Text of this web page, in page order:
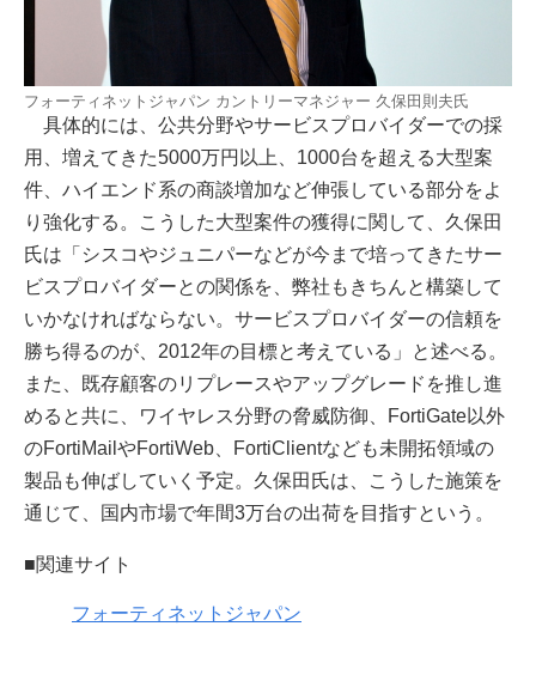
フォーティネットジャパン カントリーマネジャー 久保田則夫氏
具体的には、公共分野やサービスプロバイダーでの採
用、増えてきた5000万円以上、1000台を超える大型案
件、ハイエンド系の商談増加など伸張している部分をよ
り強化する。こうした大型案件の獲得に関して、久保田
氏は「シスコやジュニパーなどが今まで培ってきたサー
ビスプロバイダーとの関係を、弊社もきちんと構築して
いかなければならない。サービスプロバイダーの信頼を
勝ち得るのが、2012年の目標と考えている」と述べる。
また、既存顧客のリプレースやアップグレードを推し進
めると共に、ワイヤレス分野の脅威防御、FortiGate以外
のFortiMailやFortiWeb、FortiClientなども未開拓領域の
製品も伸ばしていく予定。久保田氏は、こうした施策を
通じて、国内市場で年間3万台の出荷を目指すという。
■関連サイト
フォーティネットジャパン